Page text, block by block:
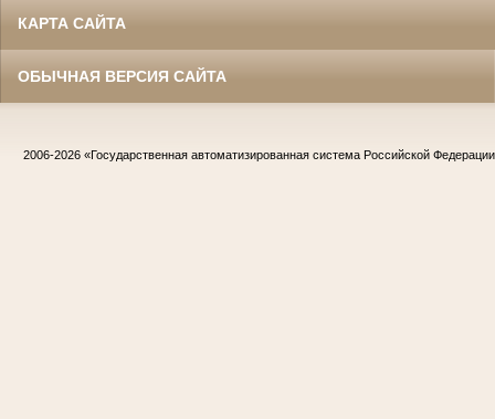
КАРТА САЙТА
ОБЫЧНАЯ ВЕРСИЯ САЙТА
2006-2026 «Государственная автоматизированная система Российской